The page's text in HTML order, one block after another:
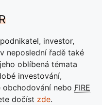
investor,
neposlední řadě také
oblíbená témata
investování,
obchodování nebo FIRE
dočíst zde.